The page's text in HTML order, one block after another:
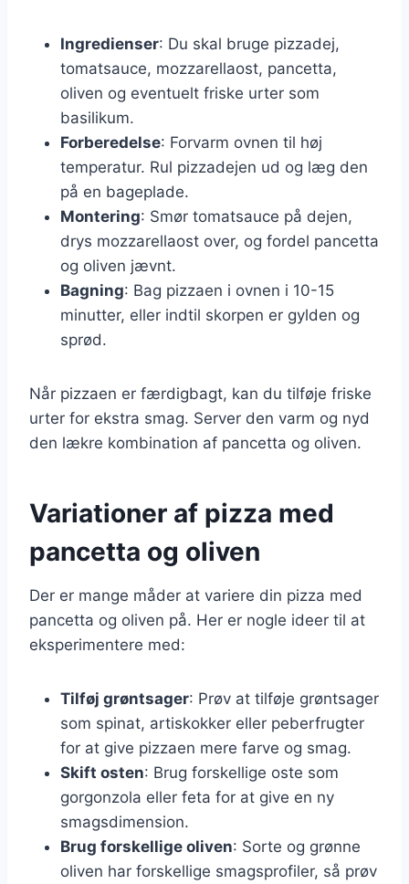
Ingredienser: Du skal bruge pizzadej,
tomatsauce, mozzarellaost, pancetta,
oliven og eventuelt friske urter som
basilikum.
Forberedelse: Forvarm ovnen til høj
temperatur. Rul pizzadejen ud og læg den
på en bageplade.
Montering: Smør tomatsauce på dejen,
drys mozzarellaost over, og fordel pancetta
og oliven jævnt.
Bagning: Bag pizzaen i ovnen i 10-15
minutter, eller indtil skorpen er gylden og
sprød.
Når pizzaen er færdigbagt, kan du tilføje friske
urter for ekstra smag. Server den varm og nyd
den lækre kombination af pancetta og oliven.
Variationer af pizza med
pancetta og oliven
Der er mange måder at variere din pizza med
pancetta og oliven på. Her er nogle ideer til at
eksperimentere med:
Tilføj grøntsager: Prøv at tilføje grøntsager
som spinat, artiskokker eller peberfrugter
for at give pizzaen mere farve og smag.
Skift osten: Brug forskellige oste som
gorgonzola eller feta for at give en ny
smagsdimension.
Brug forskellige oliven: Sorte og grønne
oliven har forskellige smagsprofiler, så prøv